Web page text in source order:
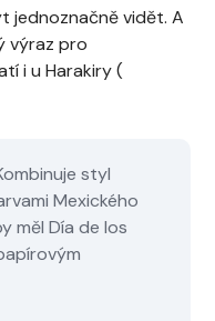
jednoznačně vidět. A
výraz pro
i u Harakiry (
styl
Mexického
měl Día de los